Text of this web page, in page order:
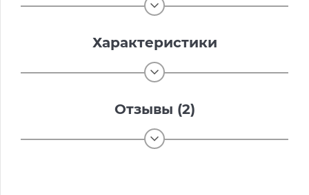
Характеристики
Отзывы (2)